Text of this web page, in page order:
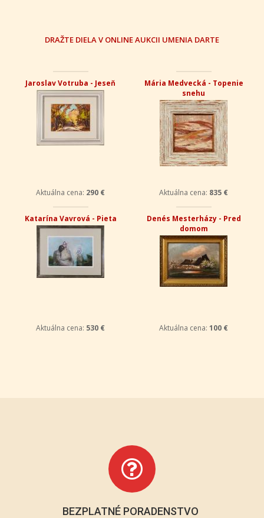
DRAŽTE DIELA V ONLINE AUKCII UMENIA DARTE
Jaroslav Votruba - Jeseň
Aktuálna cena: 290 €
Mária Medvecká - Topenie
snehu
Aktuálna cena: 835 €
Katarína Vavrová - Pieta
Aktuálna cena: 530 €
Denés Mesterházy - Pred
domom
Aktuálna cena: 100 €
BEZPLATNÉ PORADENSTVO